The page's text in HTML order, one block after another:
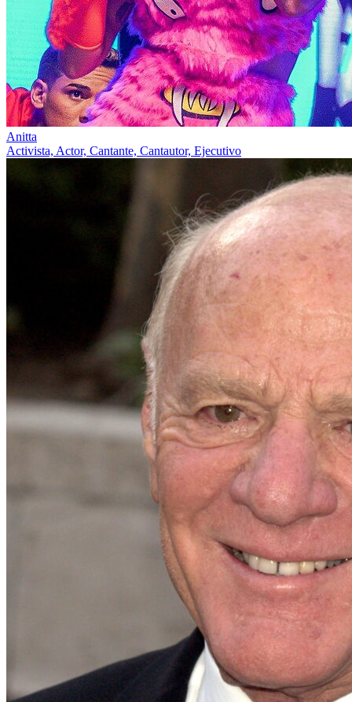
Anitta
Activista, Actor, Cantante, Cantautor, Ejecutivo